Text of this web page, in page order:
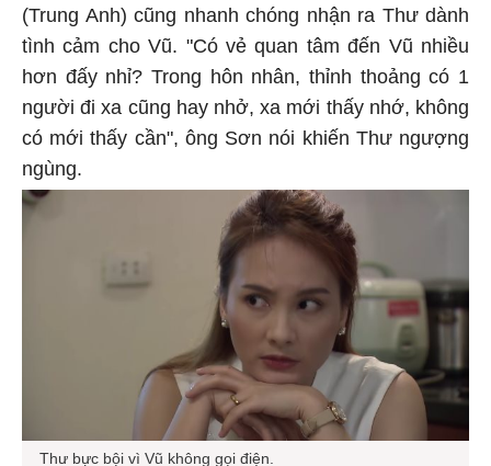
(Trung Anh) cũng nhanh chóng nhận ra Thư dành
tình cảm cho Vũ. "Có vẻ quan tâm đến Vũ nhiều
hơn đấy nhỉ? Trong hôn nhân, thỉnh thoảng có 1
người đi xa cũng hay nhở, xa mới thấy nhớ, không
có mới thấy cần", ông Sơn nói khiến Thư ngượng
ngùng.
Thư bực bội vì Vũ không gọi điện.